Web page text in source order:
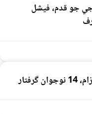
جو قدم، فيشل